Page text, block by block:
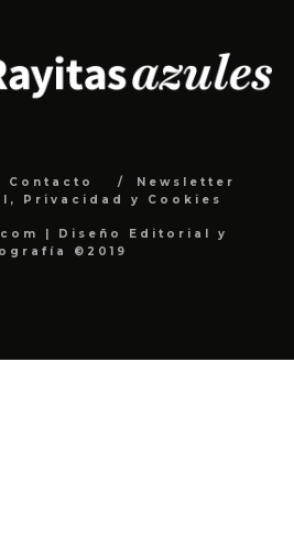
Contacto
Newsletter
Privacidad y Cookies
| Diseño Editorial y
©2019